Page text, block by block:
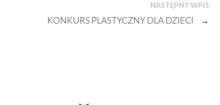
NASTĘPNY WPIS
KONKURS PLASTYCZNY DLA DZIECI →